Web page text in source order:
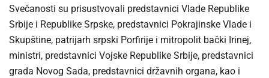
Svečanosti su prisustvovali predstavnici Vlade Republike
Srbije i Republike Srpske, predstavnici Pokrajinske Vlade i
Skupštine, patrijarh srpski Porfirije i mitropolit bački Irinej,
ministri, predstavnici Vojske Republike Srbije, predstavnici
grada Novog Sada, predstavnici državnih organa, kao i